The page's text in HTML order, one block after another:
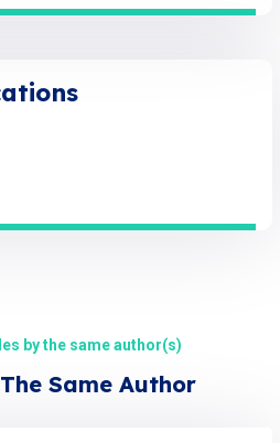
by the same author(s)
Same Author